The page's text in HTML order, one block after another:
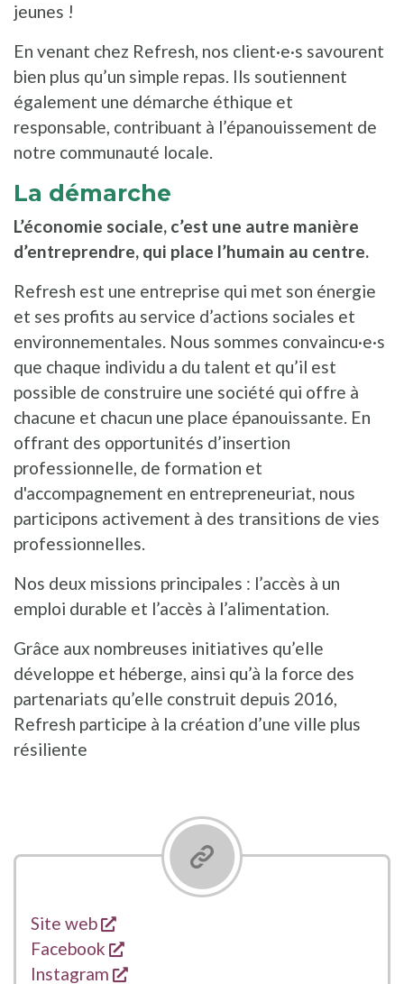
jeunes !
En venant chez Refresh, nos client·e·s savourent
bien plus qu’un simple repas. Ils soutiennent
également une démarche éthique et
responsable, contribuant à l’épanouissement de
notre communauté locale.
La démarche
L’économie sociale, c’est une autre manière
d’entreprendre, qui place l’humain au centre.
Refresh est une entreprise qui met son énergie
et ses profits au service d’actions sociales et
environnementales. Nous sommes convaincu·e·s
que chaque individu a du talent et qu’il est
possible de construire une société qui offre à
chacune et chacun une place épanouissante. En
offrant des opportunités d’insertion
professionnelle, de formation et
d'accompagnement en entrepreneuriat, nous
participons activement à des transitions de vies
professionnelles.
Nos deux missions principales : l’accès à un
emploi durable et l’accès à l’alimentation.
Grâce aux nombreuses initiatives qu’elle
développe et héberge, ainsi qu’à la force des
partenariats qu’elle construit depuis 2016,
Refresh participe à la création d’une ville plus
résiliente
Liens
Site web
s'ouvre dans une nouvelle fenêtre
Facebook
s'ouvre dans une nouvelle fenêtre
Instagram
s'ouvre dans une nouvelle fenêtre